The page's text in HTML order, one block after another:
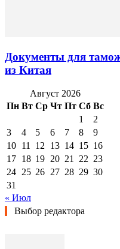
Документы для
из Китая
Август 2026
Пн Вт Ср Чт Пт Сб Вс
1
2
3
4 5 6 7 8
9
10 11 12 13 14 15 16
17 18 19 20 21 22 23
24 25 26 27 28 29 30
31
« Июл
Выбор редактора